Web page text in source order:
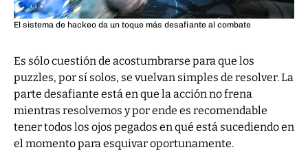
El sistema de hackeo da un toque más desafiante al combate
Es sólo cuestión de acostumbrarse para que los
puzzles, por sí solos, se vuelvan simples de resolver. La
parte desafiante está en que la acción no frena
mientras resolvemos y por ende es recomendable
tener todos los ojos pegados en qué está sucediendo en
el momento para esquivar oportunamente.